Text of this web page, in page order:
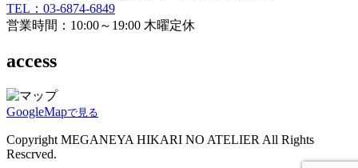
TEL：03-6874-6849
営業時間：10:00～19:00 木曜定休
access
GoogleMapで見る
Copyright MEGANEYA HIKARI NO ATELIER All Rights
Rescrved.